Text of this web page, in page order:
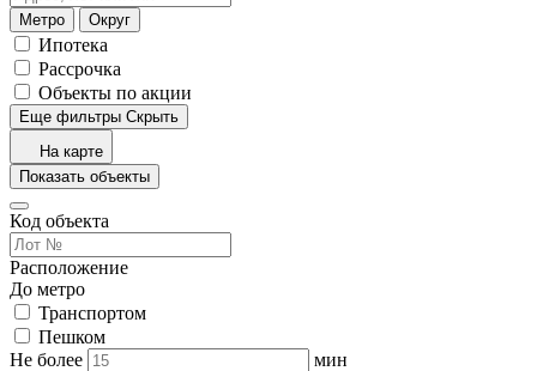
Метро Округ
Ипотека
Рассрочка
Объекты по акции
Еще фильтры Скрыть
На карте
Показать объекты
Код объекта
Расположение
До метро
Транспортом
Пешком
Не более
мин